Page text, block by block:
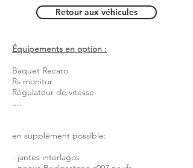
Retour aux véhicules
Équipements en option :
Baquet Recaro
Rs monitor
Régulateur de vitesse
....
en supplément possible:
- jantes interlagos